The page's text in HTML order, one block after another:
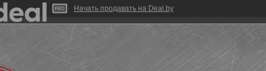
Начать продавать на Deal.by